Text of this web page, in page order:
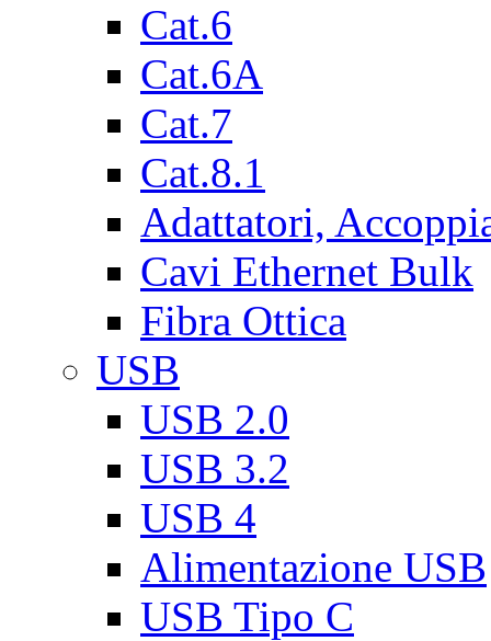
Cat.6
Cat.6A
Cat.7
Cat.8.1
Adattatori,
Cavi Ethernet Bulk
Fibra Ottica
USB
USB 2.0
USB 3.2
USB 4
Alimentazione USB
USB Tipo C